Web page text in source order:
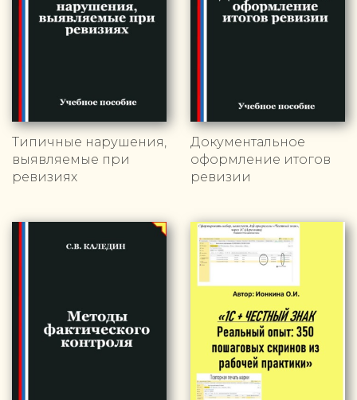
Типичные нарушения,
выявляемые при
ревизиях
Документальное
оформление итогов
ревизии